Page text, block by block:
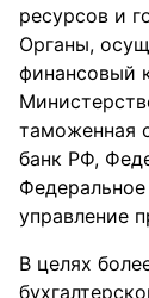
ресурсов и
Органы,
финансовый
таможенная
банк РФ,
управление
В целях